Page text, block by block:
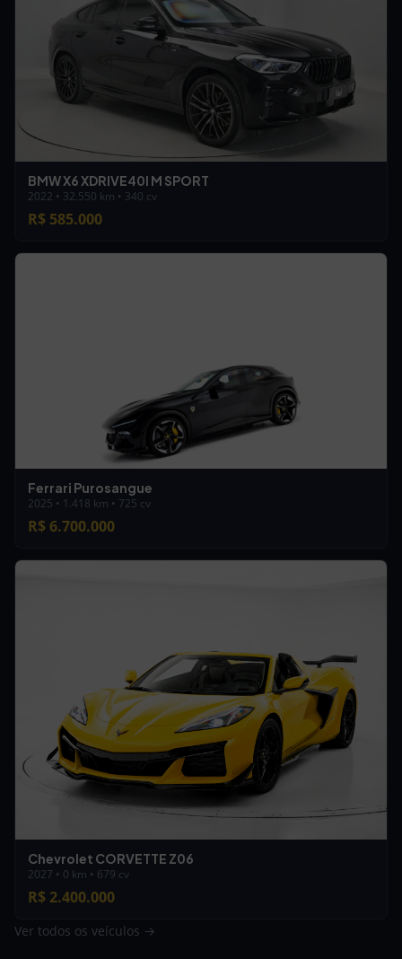
BMW X6 XDRIVE40I M SPORT
2022 • 32.550 km • 340 cv
R$ 585.000
Ferrari Purosangue
2025 • 1.418 km • 725 cv
R$ 6.700.000
Chevrolet CORVETTE Z06
2027 • 0 km • 679 cv
R$ 2.400.000
Ver todos os veículos →